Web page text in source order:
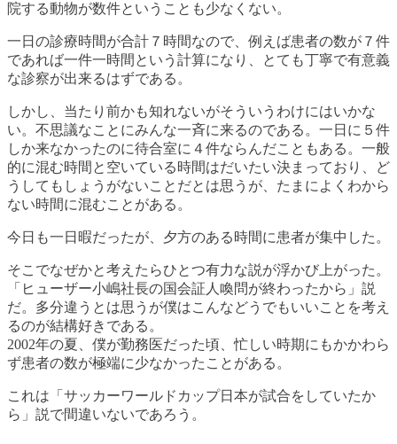
院する動物が数件ということも少なくない。
一日の診療時間が合計７時間なので、例えば患者の数が７件
であれば一件一時間という計算になり、とても丁寧で有意義
な診察が出来るはずである。
しかし、当たり前かも知れないがそういうわけにはいかな
い。不思議なことにみんな一斉に来るのである。一日に５件
しか来なかったのに待合室に４件ならんだこともある。一般
的に混む時間と空いている時間はだいたい決まっており、ど
うしてもしょうがないことだとは思うが、たまによくわから
ない時間に混むことがある。
今日も一日暇だったが、夕方のある時間に患者が集中した。
そこでなぜかと考えたらひとつ有力な説が浮かび上がった。
「ヒューザー小嶋社長の国会証人喚問が終わったから」説
だ。多分違うとは思うが僕はこんなどうでもいいことを考え
るのが結構好きである。
2002年の夏、僕が勤務医だった頃、忙しい時期にもかかわら
ず患者の数が極端に少なかったことがある。
これは「サッカーワールドカップ日本が試合をしていたか
ら」説で間違いないであろう。